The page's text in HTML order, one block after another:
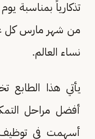
تذكارياً بمناسبة
من شهر مارس كل
نساء العالم.
يأتي هذا الطابع
أسهمت في توظيف